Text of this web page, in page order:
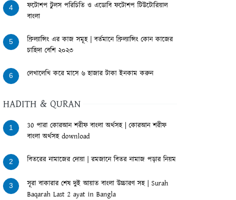
4
ফটোশপ টুলস পরিচিতি ও এডোবি ফটোশপ টিউটোরিয়াল
বাংলা
5
ফ্রিল্যান্সিং এর কাজ সমূহ | বর্তমানে ফ্রিল্যান্সিং কোন কাজের
চাহিদা বেশি ২০২৩
6 লেখালেখি করে মাসে ৬ হাজার টাকা ইনকাম করুন
HADITH & QURAN
1
30 পারা কোরআন শরীফ বাংলা অর্থসহ | কোরআন শরীফ
বাংলা অর্থসহ download
2 বিতরের নামাজের দোয়া | রমজানে বিতর নামাজ পড়ার নিয়ম
3
সূরা বাকারার শেষ দুই আয়াত বাংলা উচ্চারণ সহ | Surah
Baqarah Last 2 ayat in Bangla